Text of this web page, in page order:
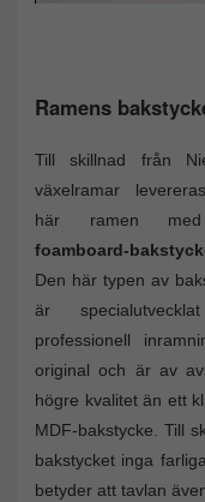
Ramens
Till skillnad från
växelramar
här ramen
foamboard-
Den här typen av
är
professionell
original och är av
högre kvalitet än ett
MDF-bakstycke. Till
bakstycket inga
betyder att tavlan